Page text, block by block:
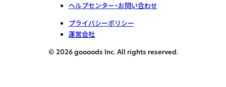
ヘルプセンター・お問い合わせ
プライバシーポリシー
運営会社
© 2026 goooods Inc. All rights reserved.